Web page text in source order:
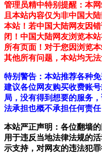
管理员精中特别提醒：本
且本站内容仅为非中国大
本站！若中国大陆网友因
闭！中国大陆网友浏览本
所有页面！对于您因浏览
其他所有问题，本站均无法
特别警告：本站推荐各种
建议各位网友购买收费账
局，没有得到想要的服务
法承担也概不承担任何责任
本站严正声明：各位翻墙
用于违反当地法律法规的
示支持，对网友的违法犯罪